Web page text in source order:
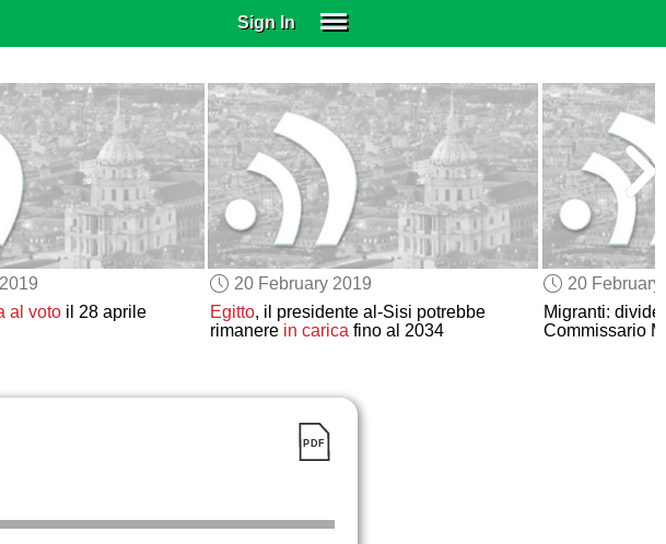
Sign In
SUBSCRIBE
EDUCATIONAL LICENSES
GIFT CARDS
OTHER LANGUAGES
ABOUT US
ALEXA
ADJUST COLORS
al votoil 28 aprile
20 February 2019
Egitto, il presidente al-Sisi potrebbe
rimanere in caricafino al 2034
20
Migranti: divide
Commissario